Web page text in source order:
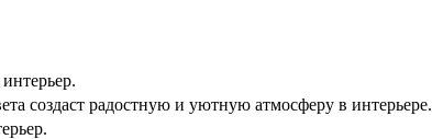
создаст радостную и уютную атмосферу в интерьере.